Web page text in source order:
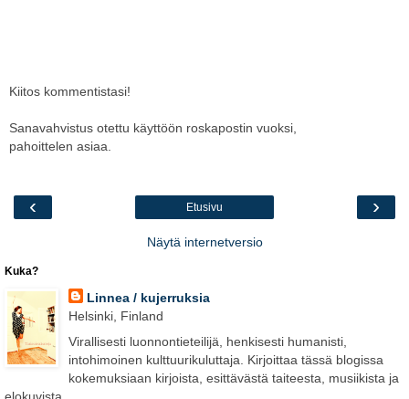
Kiitos kommentistasi!
Sanavahvistus otettu käyttöön roskapostin vuoksi,
pahoittelen asiaa.
‹ ›
Etusivu
Näytä internetversio
Kuka?
Linnea / kujerruksia
Helsinki, Finland
Virallisesti luonnontieteilijä, henkisesti humanisti,
intohimoinen kulttuurikuluttaja. Kirjoittaa tässä blogissa
kokemuksiaan kirjoista, esittävästä taiteesta, musiikista ja
elokuvista.